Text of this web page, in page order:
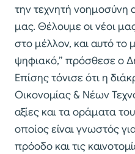
την τεχνητή νοημοσύνη
μας. Θέλουμε οι νέοι
στο μέλλον, και αυτό το
ψηφιακό,” πρόσθεσε ο
Επίσης τόνισε ότι η
Οικονομίας & Νέων
αξίες και τα οράματα
οποίος είναι γνωστός
πρόοδο και τις